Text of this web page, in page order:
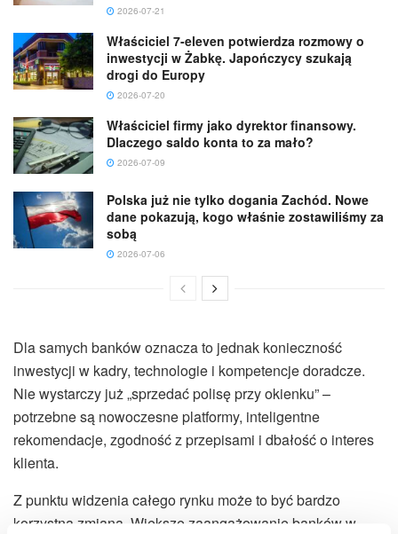
2026-07-21
Właściciel 7-eleven potwierdza rozmowy o
inwestycji w Żabkę. Japończycy szukają
drogi do Europy
2026-07-20
Właściciel firmy jako dyrektor finansowy.
Dlaczego saldo konta to za mało?
2026-07-09
Polska już nie tylko dogania Zachód. Nowe
dane pokazują, kogo właśnie zostawiliśmy za
sobą
2026-07-06
Dla samych banków oznacza to jednak konieczność
inwestycji w kadry, technologie i kompetencje doradcze.
Nie wystarczy już „sprzedać polisę przy okienku” –
potrzebne są nowoczesne platformy, inteligentne
rekomendacje, zgodność z przepisami i dbałość o interes
klienta.
Z punktu widzenia całego rynku może to być bardzo
korzystna zmiana. Większe zaangażowanie banków w